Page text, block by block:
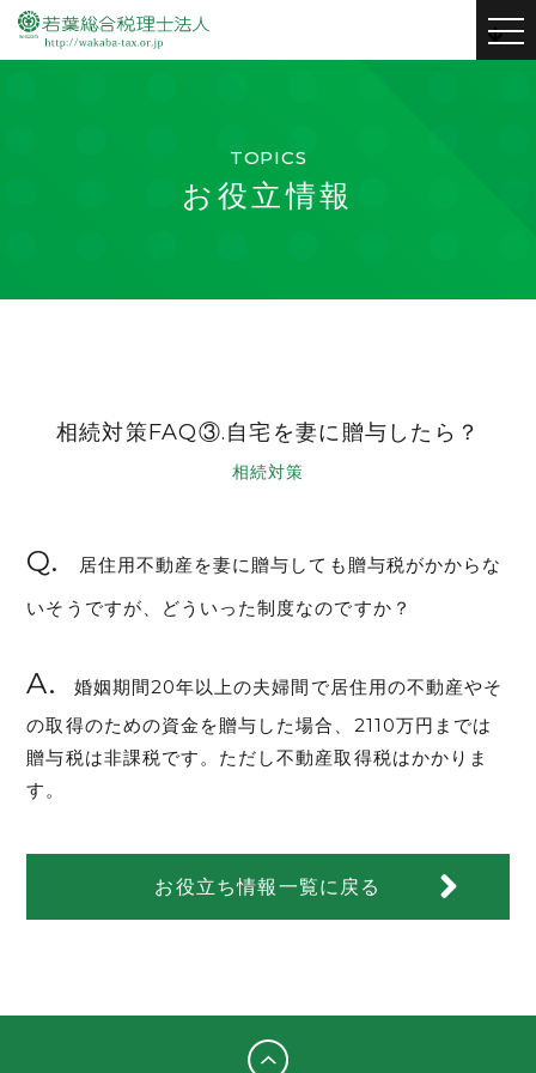
TOPICS
お役立情報
相続対策FAQ③.自宅を妻に贈与したら？
相続対策
Q.
居住用不動産を妻に贈与しても贈与税がかからな
いそうですが、どういった制度なのですか？
A.
婚姻期間20年以上の夫婦間で居住用の不動産やそ
の取得のための資金を贈与した場合、2110万円までは
贈与税は非課税です。ただし不動産取得税はかかりま
す。
お役立ち情報一覧に戻る